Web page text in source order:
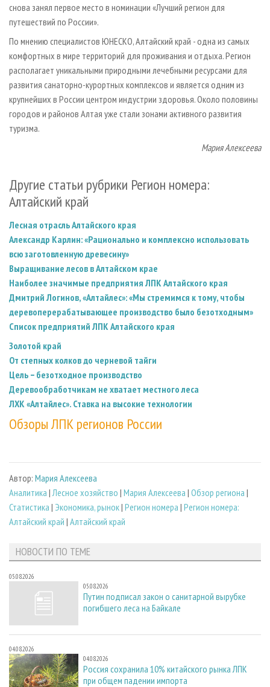
снова занял первое место в номинации «Лучший регион для
путешествий по России».
По мнению специалистов ЮНЕСКО, Алтайский край - одна из самых
комфортных в мире территорий для проживания и отдыха. Регион
располагает уникальными природными лечебными ресурсами для
развития санаторно­-курортных комплексов и является одним из
крупнейших в России центром индустрии здоровья. Около половины
городов и районов Алтая уже стали зонами активного развития
туризма.
Мария Алексеева
Другие статьи рубрики Регион номера:
Алтайский край
Лесная отрасль Алтайского края
Александр Карлин: «Рационально и комплексно использовать
всю заготовленную древесину»
Выращивание лесов в Алтайском крае
Наиболее значимые предприятия ЛПК Алтайского края
Дмитрий Логинов, «Алтайлес»: «Мы стремимся к тому, чтобы
деревоперерабатывающее производство было безотходным»
Список предприятий ЛПК Алтайского края
Золотой край
От степных колков до черневой тайги
Цель − безотходное производство
Деревообработчикам не хватает местного леса
ЛХК «Алтайлес». Ставка на высокие технологии
Обзоры ЛПК регионов России
Автор: Мария Алексеева
Аналитика | Лесное хозяйство | Мария Алексеева | Обзор региона |
Статистика | Экономика, рынок| Регион номера | Регион номера:
Алтайский край | Алтайский край
НОВОСТИ ПО ТЕМЕ
05.08.2026
05.08.2026
Путин подписал закон о санитарной вырубке
погибшего леса на Байкале
04.08.2026
04.08.2026
Россия сохранила 10% китайского рынка ЛПК
при общем падении импорта